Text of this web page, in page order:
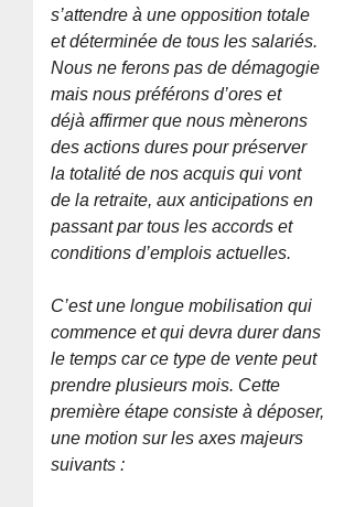
s’attendre à une opposition totale
et déterminée de tous les salariés.
Nous ne ferons pas de démagogie
mais nous préférons d’ores et
déjà affirmer que nous mènerons
des actions dures pour préserver
la totalité de nos acquis qui vont
de la retraite, aux anticipations en
passant par tous les accords et
conditions d’emplois actuelles.
C’est une longue mobilisation qui
commence et qui devra durer dans
le temps car ce type de vente peut
prendre plusieurs mois. Cette
première étape consiste à déposer,
une motion sur les axes majeurs
suivants :